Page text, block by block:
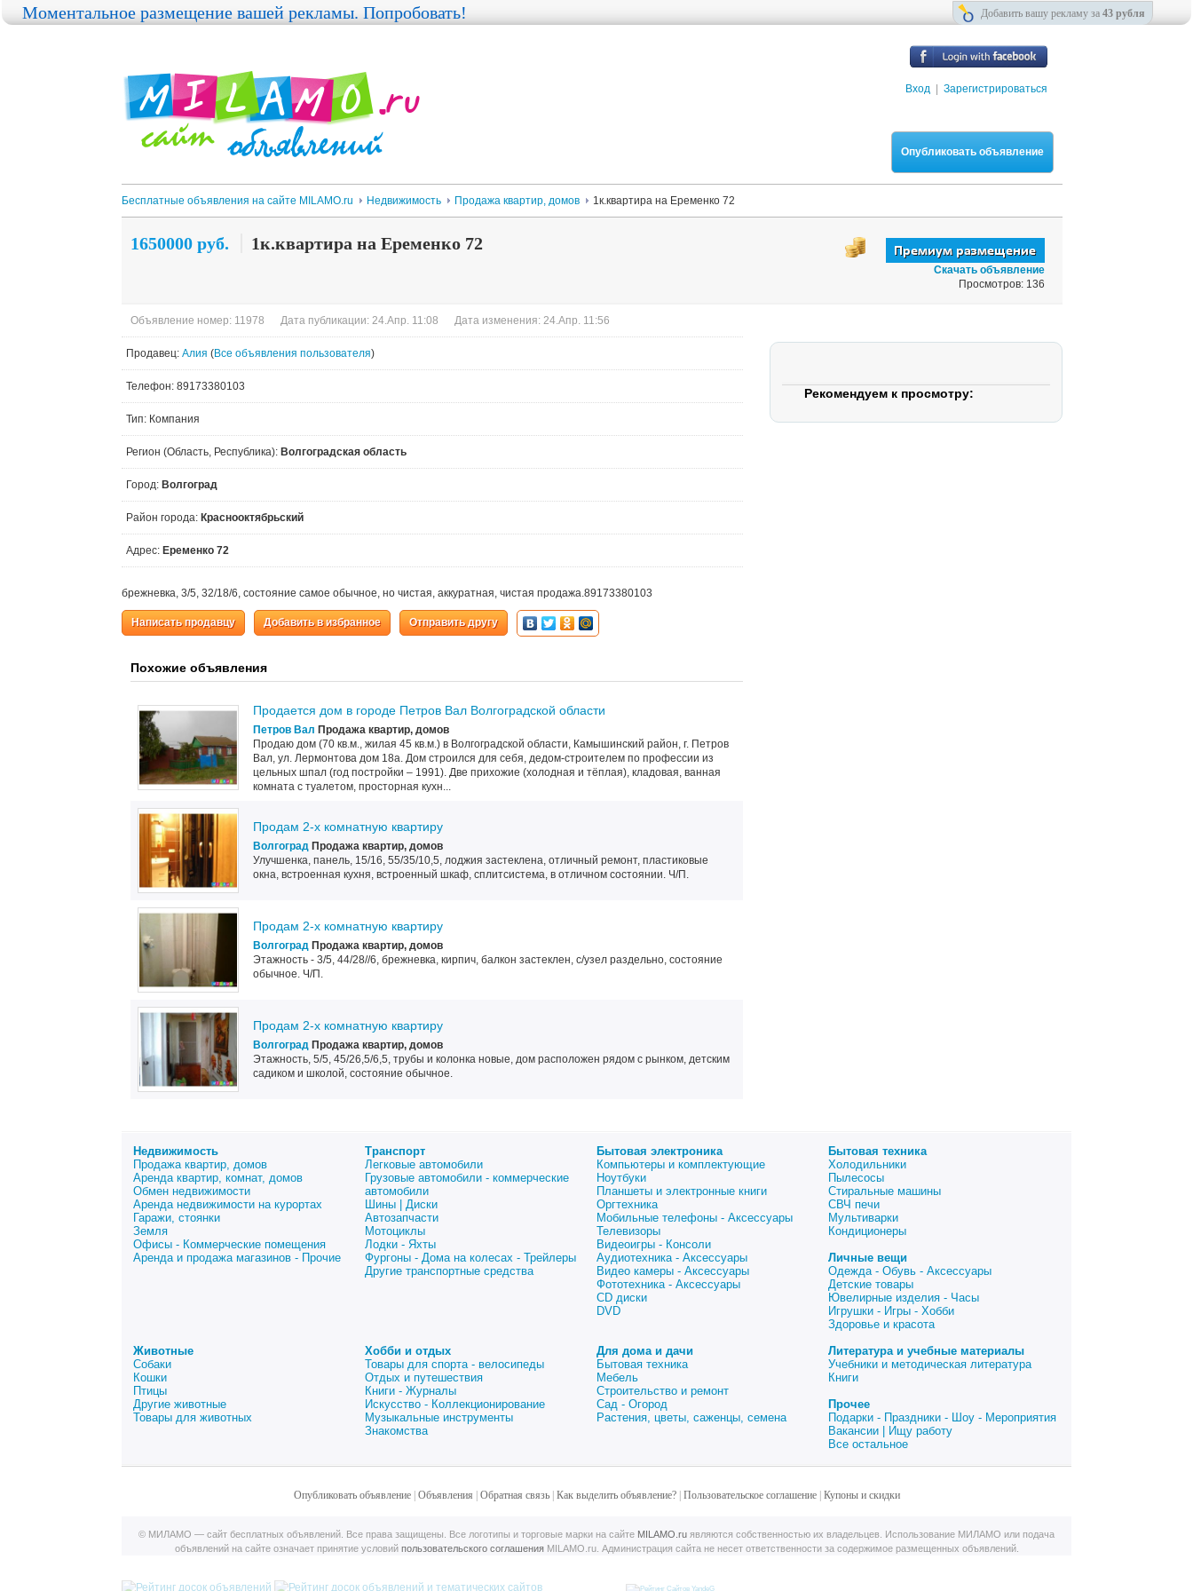
Вход Зарегистрироваться
Опубликовать объявление
Бесплатные объявления на сайте MILAMO.ru Недвижимость Продажа квартир, домов 1к.квартира на Еременко 72
1650000 руб. 1к.квартира на Еременко 72
Скачать объявление
Просмотров: 136
Объявление номер: 11978 Дата публикации: 24.Апр. 11:08 Дата изменения: 24.Апр. 11:56
Продавец: Алия (Все объявления пользователя)
Телефон: 89173380103
Тип: Компания
Регион (Область, Республика): Волгоградская область
Город: Волгоград
Район города: Краснооктябрьский
Адрес: Еременко 72
брежневка, 3/5, 32/18/6, состояние самое обычное, но чистая, аккуратная, чистая продажа.89173380103
Написать продавцу Добавить в избранное Отправить другу
Похожие объявления
Продается дом в городе Петров Вал Волгоградской области
Петров Вал Продажа квартир, домов
Продаю дом (70 кв.м., жилая 45 кв.м.) в Волгоградской области, Камышинский район, г. Петров
Вал, ул. Лермонтова дом 18а. Дом строился для себя, дедом-строителем по профессии из
цельных шпал (год постройки – 1991). Две прихожие (холодная и тёплая), кладовая, ванная
комната с туалетом, просторная кухн...
Продам 2-х комнатную квартиру
Волгоград Продажа квартир, домов
Улучшенка, панель, 15/16, 55/35/10,5, лоджия застеклена, отличный ремонт, пластиковые
окна, встроенная кухня, встроенный шкаф, сплитсистема, в отличном состоянии. Ч/П.
Продам 2-х комнатную квартиру
Волгоград Продажа квартир, домов
Этажность - 3/5, 44/28//6, брежневка, кирпич, балкон застеклен, с/узел раздельно, состояние
обычное. Ч/П.
Продам 2-х комнатную квартиру
Волгоград Продажа квартир, домов
Этажность, 5/5, 45/26,5/6,5, трубы и колонка новые, дом расположен рядом с рынком, детским
садиком и школой, состояние обычное.
Моментальное размещение вашей рекламы. Попробовать! Добавить вашу рекламу за 43 рубля
Рекомендуем к просмотру:
Недвижимость
Продажа квартир, домов
Аренда квартир, комнат, домов
Обмен недвижимости
Аренда недвижимости на курортах
Гаражи, стоянки
Земля
Офисы - Коммерческие помещения
Аренда и продажа магазинов - Прочие
Транспорт
Легковые автомобили
Грузовые автомобили - коммерческие
автомобили
Шины | Диски
Автозапчасти
Мотоциклы
Лодки - Яхты
Фургоны - Дома на колесах - Трейлеры
Другие транспортные средства
Бытовая электроника
Компьютеры и комплектующие
Ноутбуки
Планшеты и электронные книги
Оргтехника
Мобильные телефоны - Аксессуары
Телевизоры
Видеоигры - Консоли
Аудиотехника - Аксессуары
Видео камеры - Аксессуары
Фототехника - Аксессуары
CD диски
DVD
Бытовая техника
Холодильники
Пылесосы
Стиральные машины
СВЧ печи
Мультиварки
Кондиционеры
Личные вещи
Одежда - Обувь - Аксессуары
Детские товары
Ювелирные изделия - Часы
Игрушки - Игры - Хобби
Здоровье и красота
Животные
Собаки
Кошки
Птицы
Другие животные
Товары для животных
Хобби и отдых
Товары для спорта - велосипеды
Отдых и путешествия
Книги - Журналы
Искусство - Коллекционирование
Музыкальные инструменты
Знакомства
Для дома и дачи
Бытовая техника
Мебель
Строительство и ремонт
Сад - Огород
Растения, цветы, саженцы, семена
Литература и учебные материалы
Учебники и методическая литература
Книги
Прочее
Подарки - Праздники - Шоу - Мероприятия
Вакансии | Ищу работу
Все остальное
Опубликовать объявление| Объявления Обратная связь| Как выделить объявление?| Пользовательское соглашение| Купоны и скидки
© МИЛАМО — сайт бесплатных объявлений. Все права защищены. Все логотипы и торговые марки на сайте MILAMO.ru являются собственностью их владельцев. Использование МИЛАМО или подача
объявлений на сайте означает принятие условий пользовательского соглашенияMILAMO.ru. Администрация сайта не несет ответственности за содержимое размещенных объявлений.